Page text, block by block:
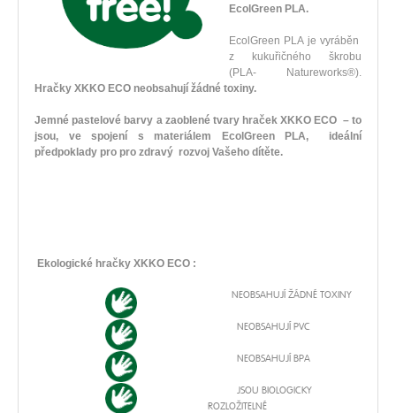
EcolGreen PLA.
EcolGreen PLA je vyráběn
z kukuřičného škrobu
(PLA- Natureworks®).
Hračky XKKO ECO neobsahují žádné toxiny.
Jemné pastelové barvy a zaoblené tvary hraček XKKO ECO – to
jsou, ve spojení s materiálem EcolGreen PLA, ideální
předpoklady pro pro zdravý rozvoj Vašeho dítěte.
Ekologické hračky XKKO ECO :
NEOBSAHUJÍ ŽÁDNÉ TOXINY
NEOBSAHUJÍ PVC
NEOBSAHUJÍ BPA
JSOU BIOLOGICKY
ROZLOŽITELNÉ